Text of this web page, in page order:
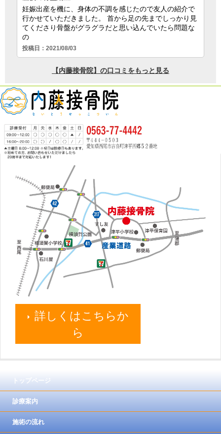
詳しくはこちらか
ら
トップページ
診療案内
施術の流れ